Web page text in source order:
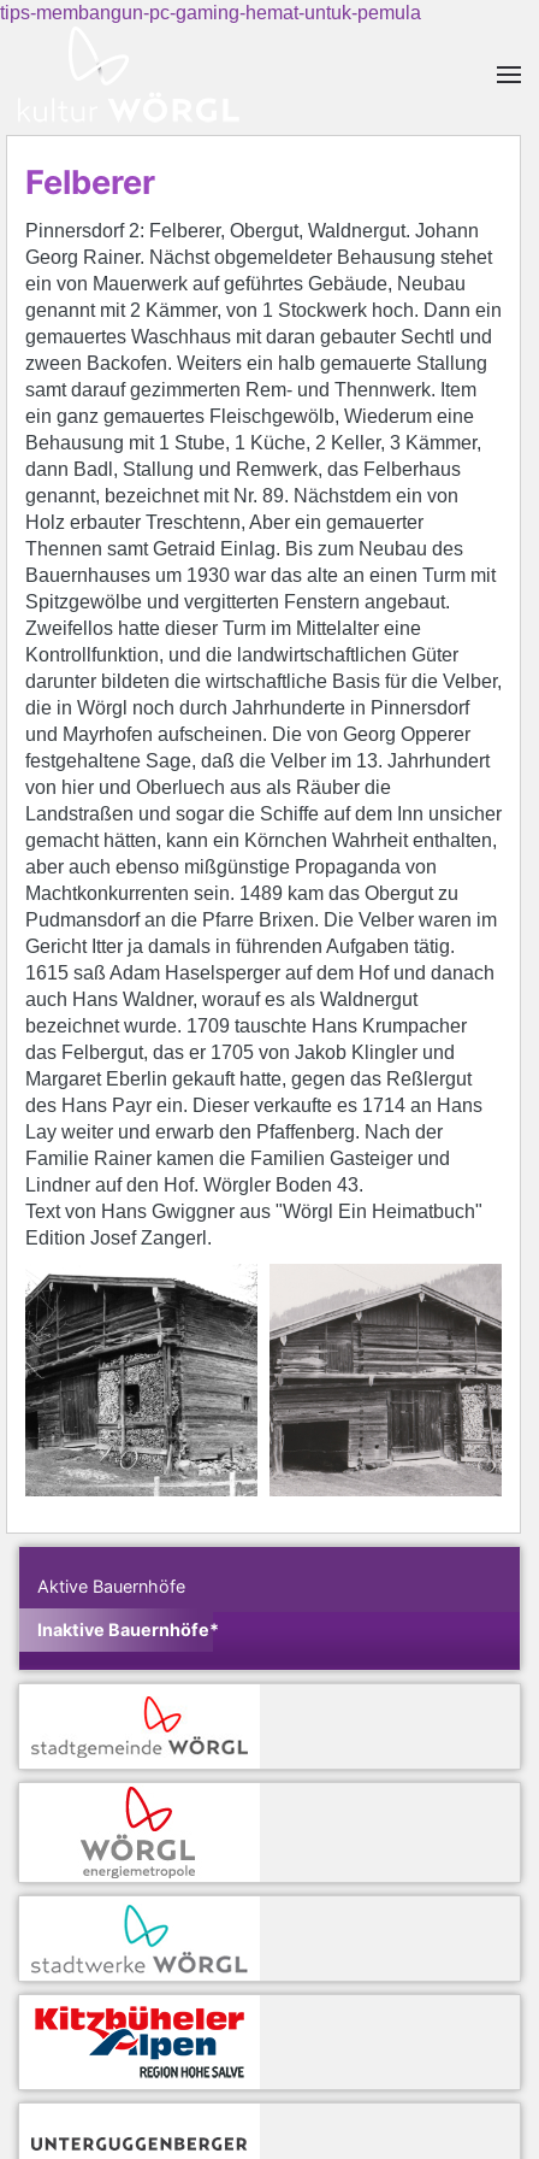
tips-membangun-pc-gaming-hemat-untuk-pemula
Felberer
Pinnersdorf 2: Felberer, Obergut, Waldnergut. Johann
Georg Rainer. Nächst obgemeldeter Behausung stehet
ein von Mauerwerk auf geführtes Gebäude, Neubau
genannt mit 2 Kämmer, von 1 Stockwerk hoch. Dann ein
gemauertes Waschhaus mit daran gebauter Sechtl und
zween Backofen. Weiters ein halb gemauerte Stallung
samt darauf gezimmerten Rem- und Thennwerk. Item
ein ganz gemauertes Fleischgewölb, Wiederum eine
Behausung mit 1 Stube, 1 Küche, 2 Keller, 3 Kämmer,
dann Badl, Stallung und Remwerk, das Felberhaus
genannt, bezeichnet mit Nr. 89. Nächstdem ein von
Holz erbauter Treschtenn, Aber ein gemauerter
Thennen samt Getraid Einlag. Bis zum Neubau des
Bauernhauses um 1930 war das alte an einen Turm mit
Spitzgewölbe und vergitterten Fenstern angebaut.
Zweifellos hatte dieser Turm im Mittelalter eine
Kontrollfunktion, und die landwirtschaftlichen Güter
darunter bildeten die wirtschaftliche Basis für die Velber,
die in Wörgl noch durch Jahrhunderte in Pinnersdorf
und Mayrhofen aufscheinen. Die von Georg Opperer
festgehaltene Sage, daß die Velber im 13. Jahrhundert
von hier und Oberluech aus als Räuber die
Landstraßen und sogar die Schiffe auf dem Inn unsicher
gemacht hätten, kann ein Körnchen Wahrheit enthalten,
aber auch ebenso mißgünstige Propaganda von
Machtkonkurrenten sein. 1489 kam das Obergut zu
Pudmansdorf an die Pfarre Brixen. Die Velber waren im
Gericht Itter ja damals in führenden Aufgaben tätig.
1615 saß Adam Haselsperger auf dem Hof und danach
auch Hans Waldner, worauf es als Waldnergut
bezeichnet wurde. 1709 tauschte Hans Krumpacher
das Felbergut, das er 1705 von Jakob Klingler und
Margaret Eberlin gekauft hatte, gegen das Reßlergut
des Hans Payr ein. Dieser verkaufte es 1714 an Hans
Lay weiter und erwarb den Pfaffenberg. Nach der
Familie Rainer kamen die Familien Gasteiger und
Lindner auf den Hof. Wörgler Boden 43.
Text von Hans Gwiggner aus "Wörgl Ein Heimatbuch"
Edition Josef Zangerl.
Aktive Bauernhöfe
Inaktive Bauernhöfe*